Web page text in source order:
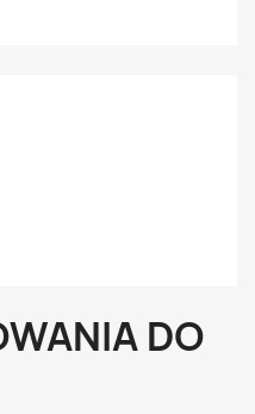
DO